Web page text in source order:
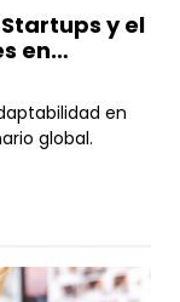
y el
en
en
global.